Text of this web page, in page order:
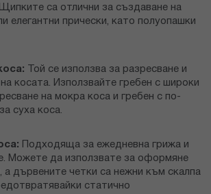
са отлични за създаване на
елегантни прически, като полуопашки
Той се използва за разресване и
косата. Използвайте гребен с широки
на мокра коса и гребен с по-
суха коса.
Подходяща за ежедневна грижа и
Можете да използвате за оформяне
а дървените четки са нежни към скалпа
статично